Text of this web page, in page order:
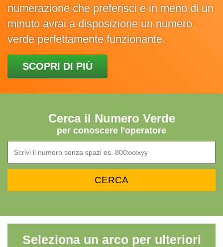
numerazione che preferisci e in meno di un
minuto avrai a disposizione un numero
verde perfettamente funzionante.
SCOPRI DI PIÙ
Cerca il Numero Verde
per conoscere l'operatore
Seleziona un arco per ulteriori